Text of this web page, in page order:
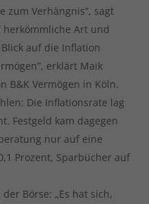
zum Verhängnis”, sagt
herkömmliche Art und
auf die Inflation
erklärt Maik
B&K Vermögen in Köln.
Die Inflationsrate lag
Festgeld kam dagegen
nur auf eine
Prozent, Sparbücher auf
Börse: „Es hat sich,